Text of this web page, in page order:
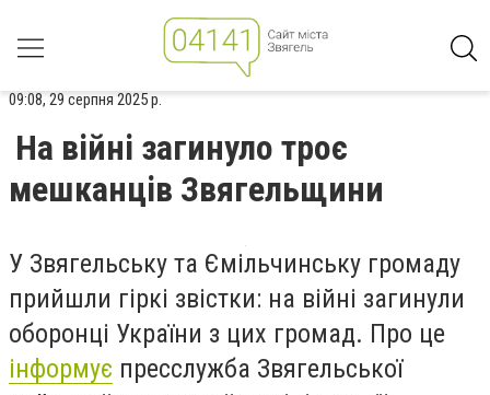
09:08, 29 серпня 2025 р.
На війні загинуло троє
мешканців Звягельщини
У Звягельську та Ємільчинську громаду
прийшли гіркі звістки: на війні загинули
оборонці України з цих громад. Про це
інформує пресслужба Звягельської